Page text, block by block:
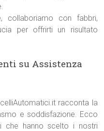
collaboriamo con fabbri,
per offrirti un risultato
su Assistenza
racconta la
e soddisfazione. Ecco
che hanno scelto i nostri